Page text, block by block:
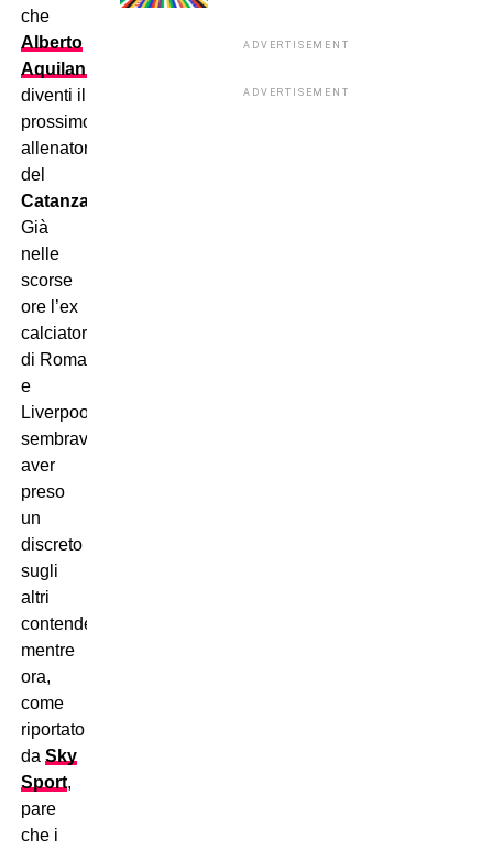
che
Alberto
Aquilani
diventi il
prossimo
allenatore
del
Catanzar
Già
nelle
scorse
ore l’ex
calciatore
di Roma
e
Liverpool
sembrava
aver
preso
un
discreto
sugli
altri
contendenti
mentre
ora,
come
riportato
da Sky
Sport,
pare
che i
ADVERTISEMENT
ADVERTISEMENT